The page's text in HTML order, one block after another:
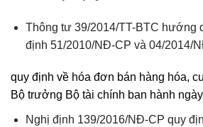
Thông tư 39/2014/TT-BTC hướng
định 51/2010/NĐ-CP và 04/2014/
quy định về hóa đơn bán hàng hóa,
Bộ trưởng Bộ tài chính ban hành
Nghị định 139/2016/NĐ-CP quy